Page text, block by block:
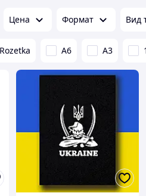
Цена Формат Вид
А6 A3